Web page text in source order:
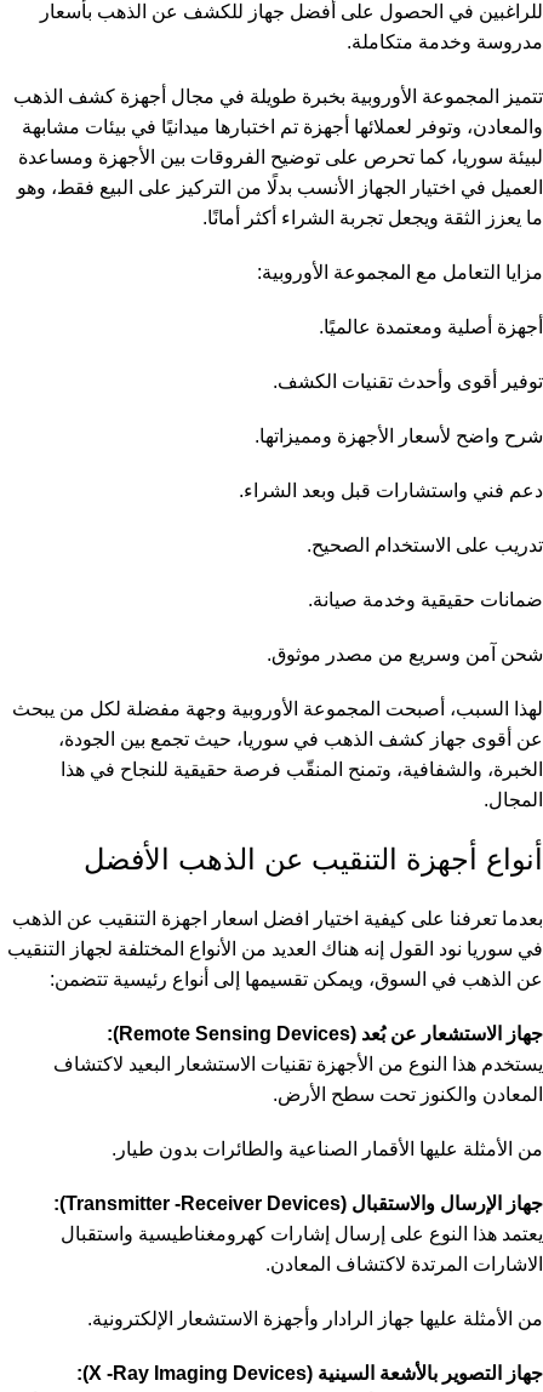
للراغبين في الحصول على أفضل جهاز للكشف عن الذهب بأسعار
مدروسة وخدمة متكاملة.
تتميز المجموعة الأوروبية بخبرة طويلة في مجال أجهزة كشف الذهب
والمعادن، وتوفر لعملائها أجهزة تم اختبارها ميدانيًا في بيئات مشابهة
لبيئة سوريا، كما تحرص على توضيح الفروقات بين الأجهزة ومساعدة
العميل في اختيار الجهاز الأنسب بدلًا من التركيز على البيع فقط، وهو
ما يعزز الثقة ويجعل تجربة الشراء أكثر أمانًا.
مزايا التعامل مع المجموعة الأوروبية:
أجهزة أصلية ومعتمدة عالميًا.
توفير أقوى وأحدث تقنيات الكشف.
شرح واضح لأسعار الأجهزة ومميزاتها.
دعم فني واستشارات قبل وبعد الشراء.
تدريب على الاستخدام الصحيح.
ضمانات حقيقية وخدمة صيانة.
شحن آمن وسريع من مصدر موثوق.
لهذا السبب، أصبحت المجموعة الأوروبية وجهة مفضلة لكل من يبحث
عن أقوى جهاز كشف الذهب في سوريا، حيث تجمع بين الجودة،
الخبرة، والشفافية، وتمنح المنقّب فرصة حقيقية للنجاح في هذا
المجال.
أنواع أجهزة التنقيب عن الذهب الأفضل
بعدما تعرفنا على كيفية اختيار افضل اسعار اجهزة التنقيب عن الذهب
في سوريا نود القول إنه هناك العديد من الأنواع المختلفة لجهاز التنقيب
عن الذهب في السوق، ويمكن تقسيمها إلى أنواع رئيسية تتضمن:
جهاز الاستشعار عن بُعد (Remote Sensing Devices):
يستخدم هذا النوع من الأجهزة تقنيات الاستشعار البعيد لاكتشاف
المعادن والكنوز تحت سطح الأرض.
من الأمثلة عليها الأقمار الصناعية والطائرات بدون طيار.
جهاز الإرسال والاستقبال (Transmitter -Receiver Devices):
يعتمد هذا النوع على إرسال إشارات كهرومغناطيسية واستقبال
الاشارات المرتدة لاكتشاف المعادن.
من الأمثلة عليها جهاز الرادار وأجهزة الاستشعار الإلكترونية.
جهاز التصوير بالأشعة السينية (X -Ray Imaging Devices):